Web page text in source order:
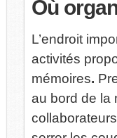
Où
L’endroit
activités
mémoires.
au bord de la